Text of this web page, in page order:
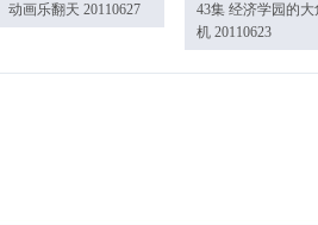
动画乐翻天 20110627
43集 经济学园的大
机 20110623